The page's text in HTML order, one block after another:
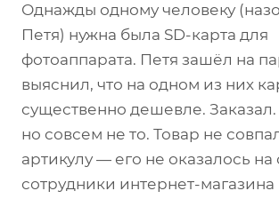
Однажды одному человеку
Петя) нужна была SD-карта для
фотоаппарата. Петя зашёл на
выяснил, что на одном из них
существенно дешевле.
но совсем не то. Товар не
артикулу — его не оказалось на
сотрудники интернет-